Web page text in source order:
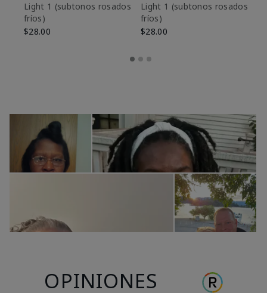
Light 1​ (subtonos rosados
fríos)
$28.00
Light 1​ (subtonos rosados
fríos)
$28.00
OPINIONES